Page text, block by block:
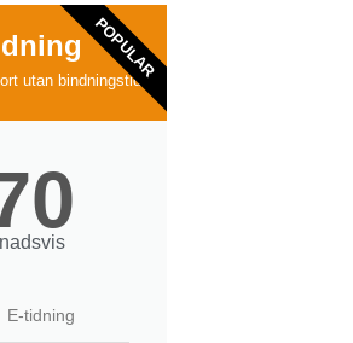
utan bindningstid
E-tidning
POPULAR